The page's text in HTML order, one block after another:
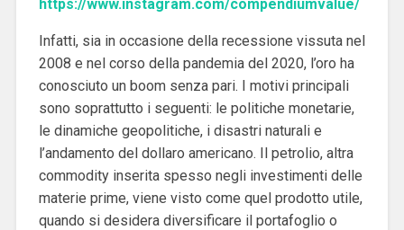
https://www.instagram.com/compendiumvalue/
Infatti, sia in occasione della recessione vissuta nel
2008 e nel corso della pandemia del 2020, l’oro ha
conosciuto un boom senza pari. I motivi principali
sono soprattutto i seguenti: le politiche monetarie,
le dinamiche geopolitiche, i disastri naturali e
l’andamento del dollaro americano. Il petrolio, altra
commodity inserita spesso negli investimenti delle
materie prime, viene visto come quel prodotto utile,
quando si desidera diversificare il portafoglio o